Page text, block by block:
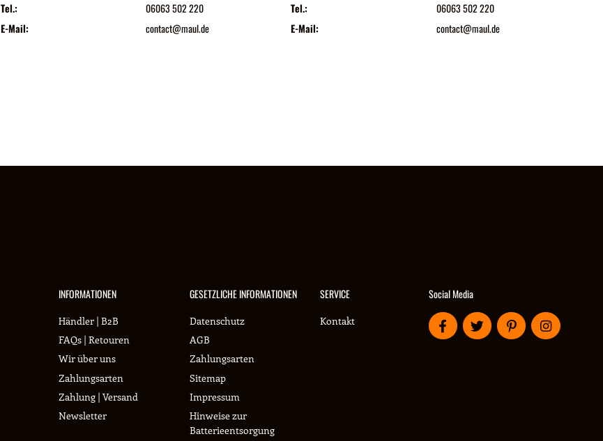
Tel.:
06063 502 220
E-Mail:
contact@maul.de
Tel.:
06063 502 220
E-Mail:
contact@maul.de
INFORMATIONEN
Händler | B2B
FAQs | Retouren
Wir über uns
Zahlungsarten
Zahlung | Versand
Newsletter
GESETZLICHE INFORMATIONEN
Datenschutz
AGB
Zahlungsarten
Sitemap
Impressum
Hinweise zur
Batterieentsorgung
SERVICE
Kontakt
Social Media